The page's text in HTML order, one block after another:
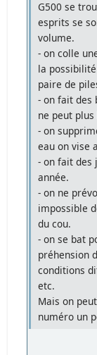
G500 se
esprits se
volume.
- on colle
la
paire de
- on fait des
ne peut
- on
eau on vise
- on fait des
année.
- on ne
impossible
du cou.
- on se bat
préhension
conditions
etc.
Mais on
numéro un